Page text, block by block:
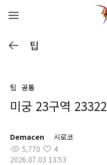
팁
팁 공통
미궁 23구역 23322
Demacen
시로코
5,770
4
2026.07.03 13:53